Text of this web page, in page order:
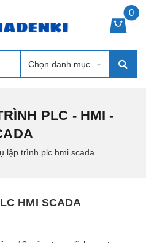
Chọn danh mục
0
PLC - HMI -
lập trình plc hmi scada
HMI SCADA